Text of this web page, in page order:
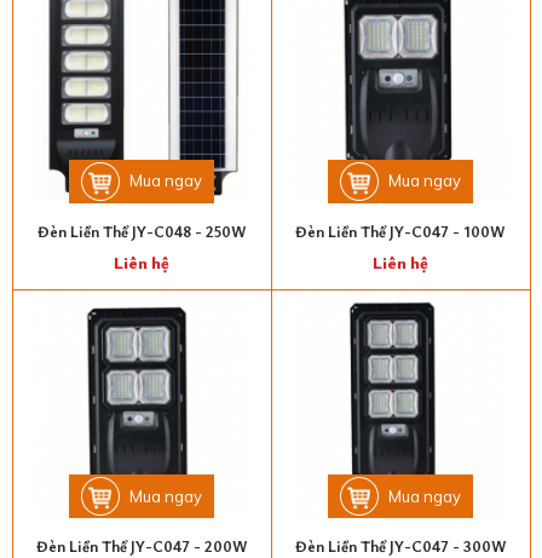
Mua ngay
Đèn Liền Thể JY-C048 - 250W
Liên hệ
Mua ngay
Đèn Liền Thể JY-C047 - 100W
Liên hệ
Mua ngay
Đèn Liền Thể JY-C047 - 200W
Mua ngay
Đèn Liền Thể JY-C047 - 300W